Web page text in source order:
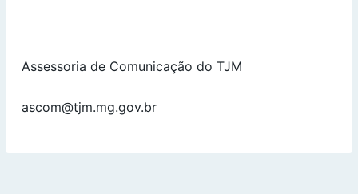
Assessoria de Comunicação do TJM
ascom@tjm.mg.gov.br